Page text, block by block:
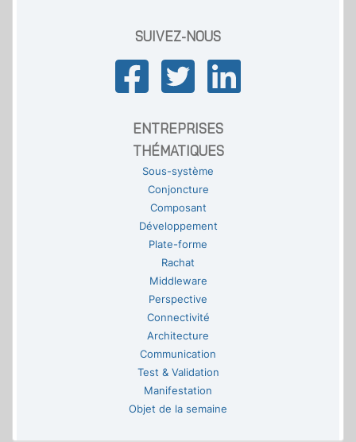
SUIVEZ-NOUS
ENTREPRISES
THÉMATIQUES
Sous-système
Conjoncture
Composant
Développement
Plate-forme
Rachat
Middleware
Perspective
Connectivité
Architecture
Communication
Test & Validation
Manifestation
Objet de la semaine